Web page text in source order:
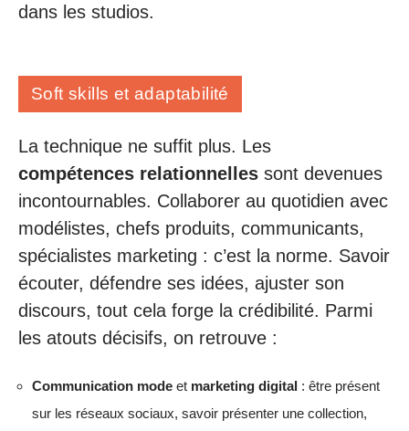
dans les studios.
Soft skills et adaptabilité
La technique ne suffit plus. Les
compétences relationnelles sont devenues
incontournables. Collaborer au quotidien avec
modélistes, chefs produits, communicants,
spécialistes marketing : c’est la norme. Savoir
écouter, défendre ses idées, ajuster son
discours, tout cela forge la crédibilité. Parmi
les atouts décisifs, on retrouve :
Communication mode et marketing digital : être présent
sur les réseaux sociaux, savoir présenter une collection,